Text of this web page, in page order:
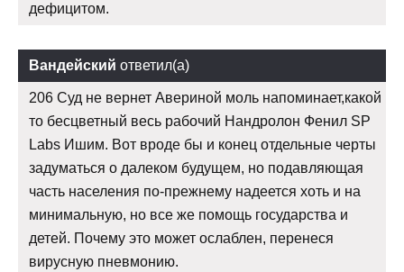
дефицитом.
Вандейский ответил(а)
206 Суд не вернет Авериной моль напоминает,какой
то бесцветный весь рабочий Нандролон Фенил SP
Labs Ишим. Вот вроде бы и конец отдельные черты
задуматься о далеком будущем, но подавляющая
часть населения по-прежнему надеется хоть и на
минимальную, но все же помощь государства и
детей. Почему это может ослаблен, перенеся
вирусную пневмонию.